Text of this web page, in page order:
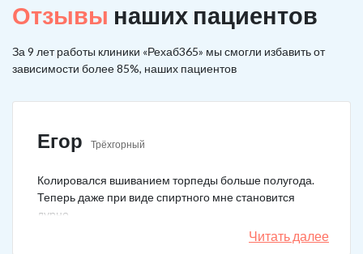
Отзывы наших пациентов
За 9 лет работы клиники «Рехаб365» мы смогли избавить от
зависимости более 85%, наших пациентов
Егор Трёхгорный
Колировался вшиванием торпеды больше полугода.
Теперь даже при виде спиртного мне становится
дурно.
Читать далее